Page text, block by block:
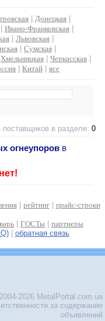
Донецкая
Ивано-Франковская
Львовская
Сумская
Хмельницкая Черкасская
Китай все
поставщиков в разделе: 0
огнеупоров в
| рейтинг| прайс-строки
ГОСТы
партнеры
| обратная связь
2026 MetalPortal.com.ua
за содержание
объявлений